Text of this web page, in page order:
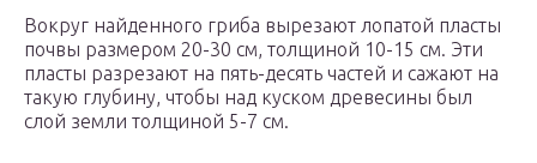
Вокруг найденного гриба вырезают лопатой пласты
почвы размером 20-30 см, толщиной 10-15 см. Эти
пласты разрезают на пять-десять частей и сажают на
такую глубину, чтобы над куском древесины был
слой земли толщиной 5-7 см.